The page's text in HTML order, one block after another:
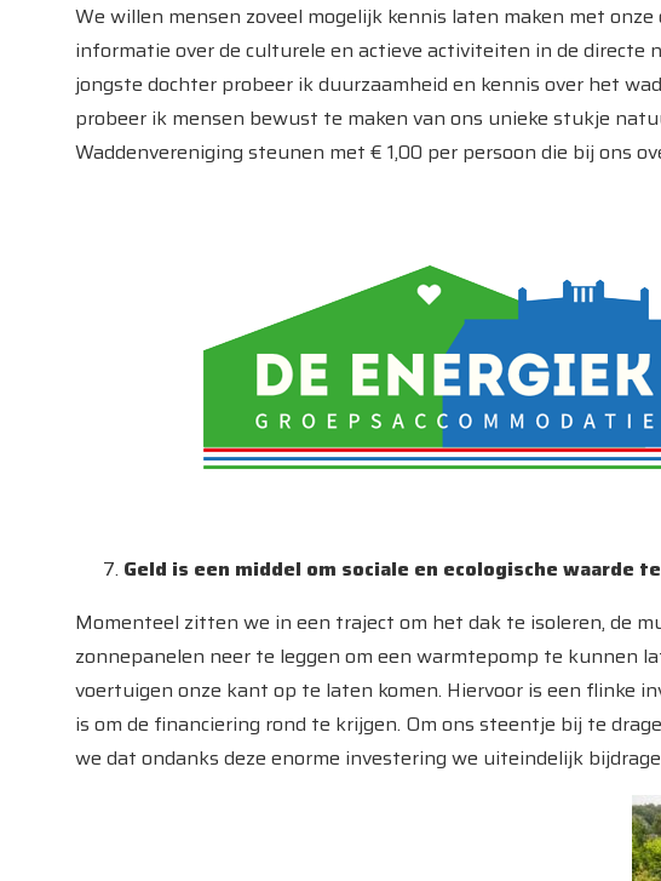
We willen mensen zoveel mogelijk kennis laten maken met
informatie over de culturele en actieve activiteiten in de directe
jongste dochter probeer ik duurzaamheid en kennis over het
probeer ik mensen bewust te maken van ons unieke stukje
Waddenvereniging steunen met € 1,00 per persoon die bij ons
Geld is een middel om sociale en ecologische waarde
Momenteel zitten we in een traject om het dak te isoleren, de
zonnepanelen neer te leggen om een warmtepomp te kunnen
voertuigen onze kant op te laten komen. Hiervoor is een flinke
is om de financiering rond te krijgen. Om ons steentje bij te
we dat ondanks deze enorme investering we uiteindelijk